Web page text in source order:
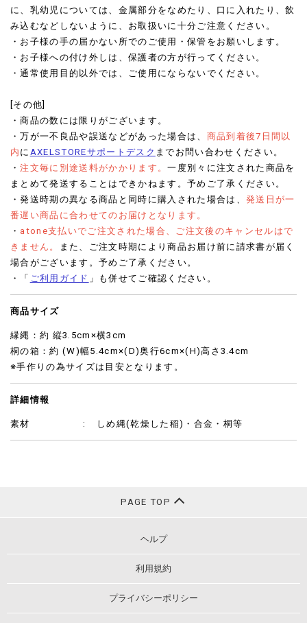
に、乳幼児については、金属部分をなめたり、口に入れたり、飲
み込むなどしないように、お取扱いに十分ご注意ください。
・お子様の手の届かない所でのご使用・保管をお願いします。
・お子様への付け外しは、保護者の方が行ってください。
・通常使用目的以外では、ご使用にならないでください。
[その他]
・商品の数には限りがございます。
・万が一不良品や誤送などがあった場合は、 商品到着後7日間以
内 に AXELSTOREサポートデスク までお問い合わせください。
・注文毎に別途送料がかかります。一度別々に注文された商品を
まとめて発送することはできかねます。予めご了承ください。
・発送時期の異なる商品と同時に購入された場合は、 発送日が一
番遅い商品に合わせてのお届けとなります。
・ atone支払いでご注文された場合、ご注文後のキャンセルはで
きません。
また、ご注文時期により商品お届け前に請求書が届く
場合がございます。予めご了承ください。
・「 ご利用ガイド 」も併せてご確認ください。
商品サイズ
縁縄：約 縦3.5cm×横3cm
桐の箱：約 (W)幅5.4cm×(D)奥行6cm×(H)高さ3.4cm
※手作りの為サイズは目安となります。
詳細情報
素材 しめ縄(乾燥した稲)・合金・桐等
PAGE TOP
ヘルプ
利用規約
プライバシーポリシー